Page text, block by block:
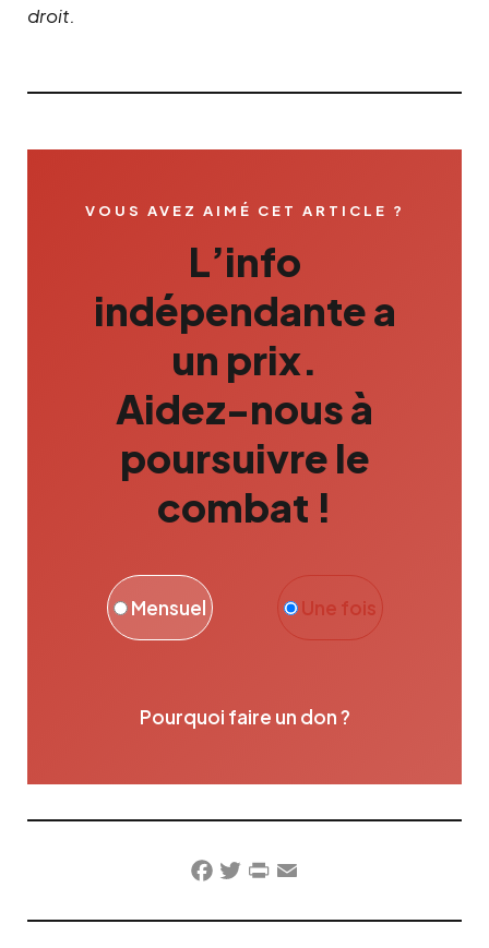
droit.
VOUS AVEZ AIMÉ CET ARTICLE ?
L’info
indépendante a
un prix.
Aidez-nous à
poursuivre le
combat !
Une fois
Mensuel
Pourquoi faire un don ?
Facebook
TwitterPrintFriendly
Email